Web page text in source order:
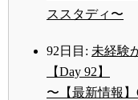
ススタディ〜
92日目: 未経験
【Day 92】
〜【最新情報